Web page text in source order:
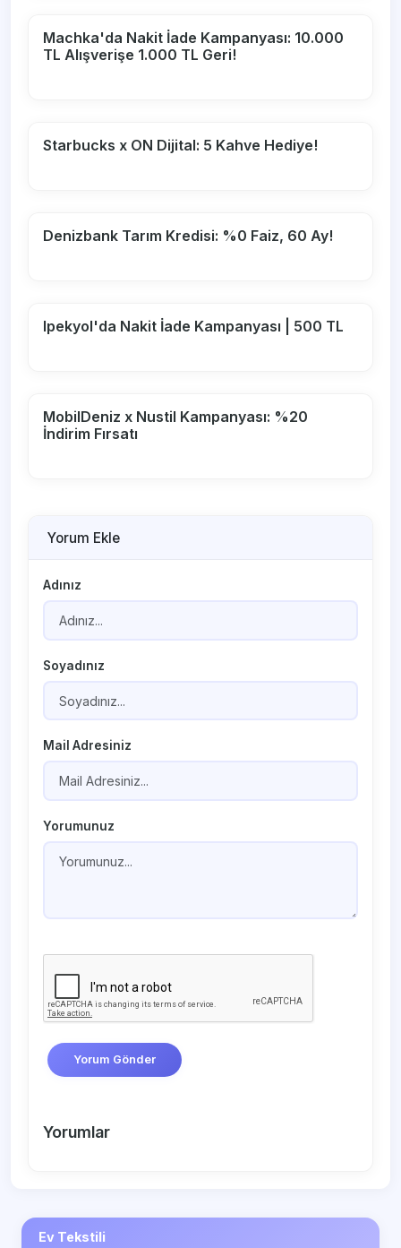
Machka'da Nakit İade Kampanyası: 10.000
TL Alışverişe 1.000 TL Geri!
Starbucks x ON Dijital: 5 Kahve Hediye!
Denizbank Tarım Kredisi: %0 Faiz, 60 Ay!
Ipekyol'da Nakit İade Kampanyası | 500 TL
MobilDeniz x Nustil Kampanyası: %20
İndirim Fırsatı
Yorum Ekle
Adınız
Soyadınız
Mail Adresiniz
Yorumunuz
Yorum Gönder
Yorumlar
Ev Tekstili